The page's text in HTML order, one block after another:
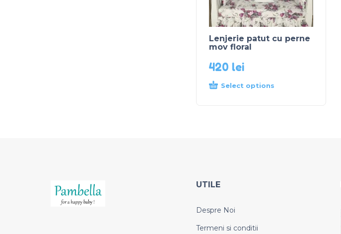
Lenjerie patut cu perne
mov floral
420 lei
Select options
UTILE
Despre Noi
Termeni si conditii